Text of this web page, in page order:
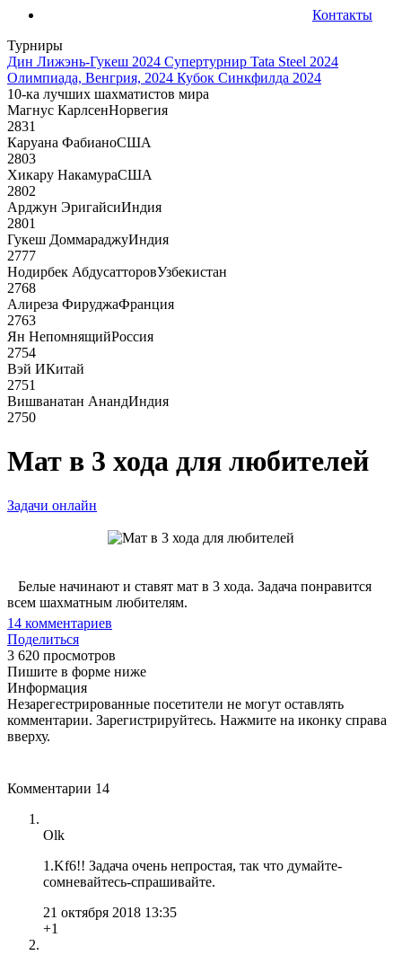
Контакты
Турниры
Дин Лижэнь-Гукеш 2024 Супертурнир Tata Steel 2024
Олимпиада, Венгрия, 2024 Кубок Синкфилда 2024
10-ка лучших шахматистов мира
Магнус КарлсенНорвегия
2831
Каруана ФабианоСША
2803
Хикару НакамураСША
2802
Арджун ЭригайсиИндия
2801
Гукеш ДоммараджуИндия
2777
Нодирбек АбдусатторовУзбекистан
2768
Алиреза ФируджаФранция
2763
Ян НепомнящийРоссия
2754
Вэй ИКитай
2751
Вишванатан АнандИндия
2750
Мат в 3 хода для любителей
Задачи онлайн
Белые начинают и ставят мат в 3 хода. Задача понравится
всем шахматным любителям.
14 комментариев
Поделиться
3 620 просмотров
Пишите в форме ниже
Информация
Незарегестрированные посетители не могут оставлять
комментарии. Зарегистрируйтесь. Нажмите на иконку справа
вверху.
Комментарии 14
Olk
1.Kf6!! Задача очень непростая, так что думайте-
сомневайтесь-спрашивайте.
21 октября 2018 13:35
+1